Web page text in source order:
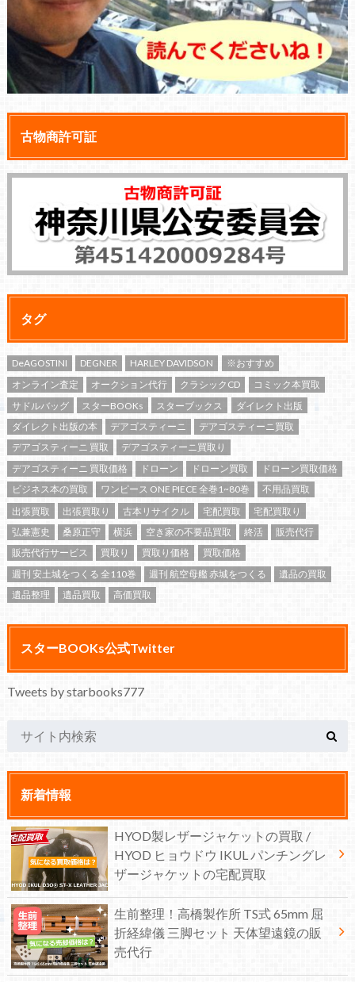
古物商許可証
タグ
DeAGOSTINI DEGNER HARLEY DAVIDSON
※おすすめ
オンライン査定
オークション代行 クラシックCD
コミック本買取
サドルバッグ
スターBOOKs スターブックス
ダイレクト出版
ダイレクト出版の本
デアゴスティーニ
デアゴスティーニ買取
デアゴスティーニ 買取
デアゴスティーニ買取り
デアゴスティーニ 買取価格
ドローン ドローン買取
ドローン買取価格
ビジネス本の買取
ワンピース ONE PIECE 全巻1~80巻
不用品買取
出張買取
出張買取り 古本リサイクル 宅配買取
宅配買取り
弘兼憲史
桑原正守 横浜 空き家の不要品買取 終活
販売代行
販売代行サービス
買取り 買取り価格
買取価格
週刊 安土城をつくる 全110巻
週刊 航空母艦 赤城をつくる
遺品の買取
遺品整理
遺品買取 高価買取
スターBOOKs公式Twitter
Tweets by starbooks777
新着情報
HYOD製レザージャケットの買取 /
HYOD ヒョウドウ IKUL パンチングレ
ザージャケットの宅配買取
生前整理！高橋製作所 TS式 65mm 屈
折経緯儀 三脚セット 天体望遠鏡の販
売代行